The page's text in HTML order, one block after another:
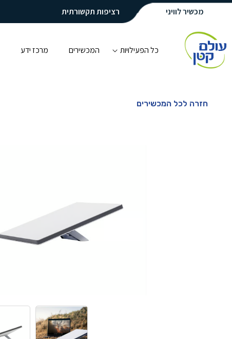
מכשיר לוויני רציפות תקשורתית
כל הפעילויות המכשירים מרכז ידע
חזרה לכל המכשירים